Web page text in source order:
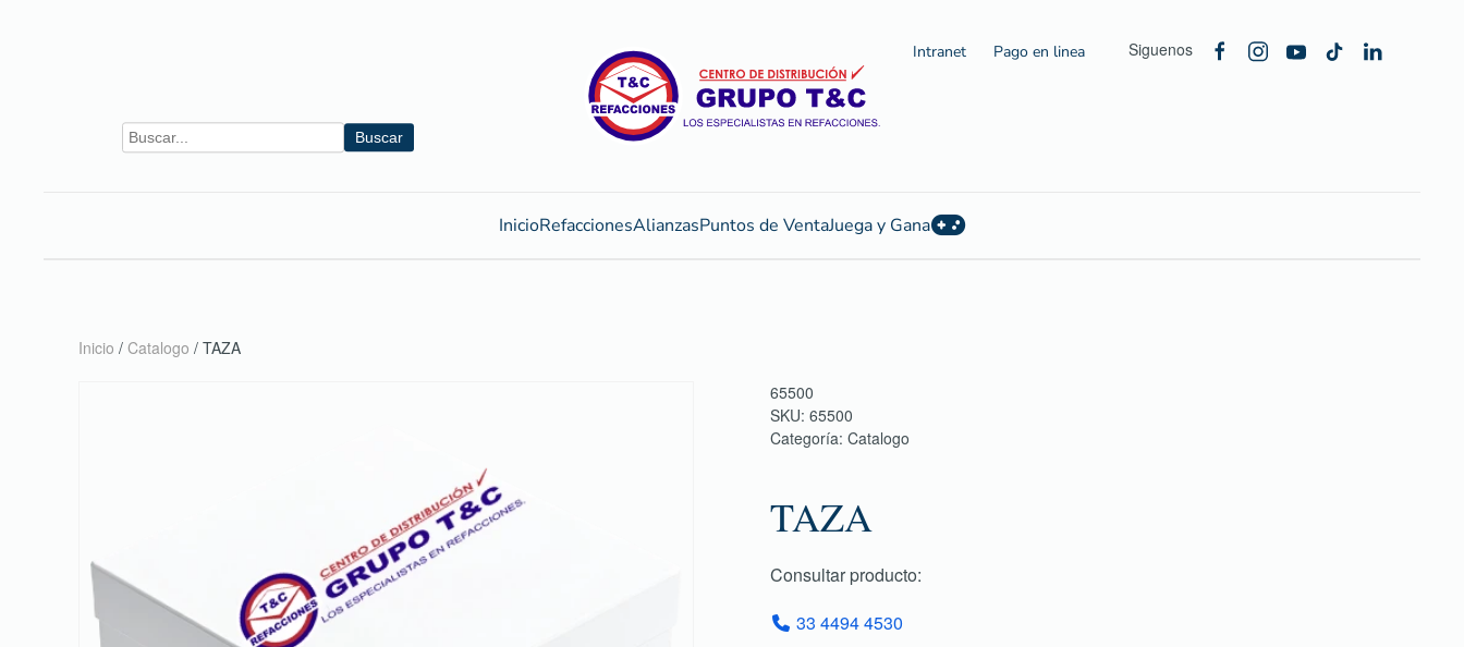
Buscar
Intranet Pago en linea Siguenos
InicioRefaccionesAlianzasPuntos de VentaJuega y Gana
Inicio / Catalogo / TAZA
65500
SKU: 65500
Categoría: Catalogo
TAZA
Consultar producto:
33 4494 4530